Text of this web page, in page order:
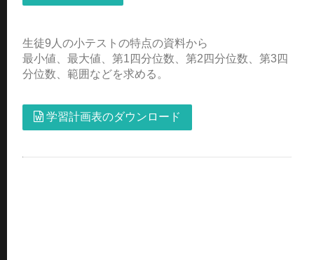
生徒9人の小テストの特点の資料から
最小値、最大値、第1四分位数、第2四分位数、第3四
分位数、範囲などを求める。
学習計画表のダウンロード